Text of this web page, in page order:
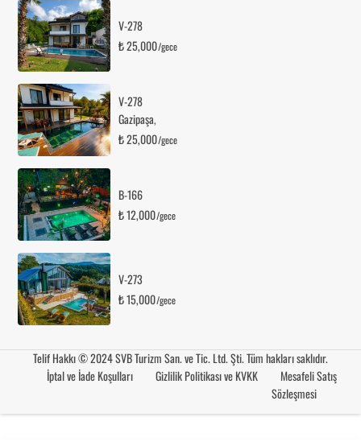
V-278
₺ 25,000/gece
V-278
Gazipaşa,
₺ 25,000/gece
B-166
₺ 12,000/gece
V-273
₺ 15,000/gece
Telif Hakkı © 2024 SVB Turizm San. ve Tic. Ltd. Şti. Tüm hakları saklıdır.
İptal ve İade Koşulları
Gizlilik Politikası ve KVKK
Mesafeli Satış
Sözleşmesi